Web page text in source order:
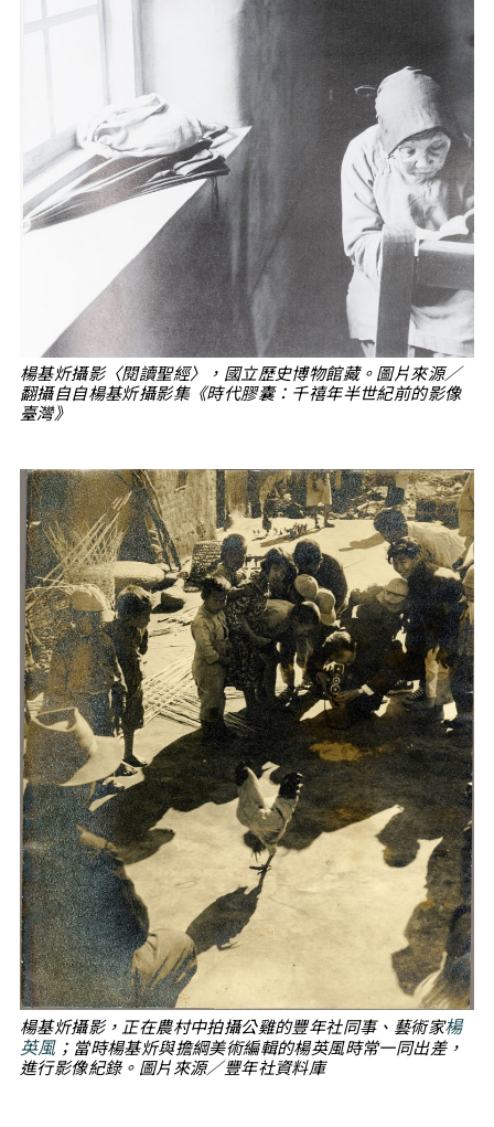
楊基炘攝影〈閱讀聖經〉，國立歷史博物館藏。圖片來源／
翻攝自自楊基炘攝影集《時代膠囊：千禧年半世紀前的影像
臺灣》
楊基炘攝影，正在農村中拍攝公雞的豐年社同事、藝術家楊
英風；當時楊基炘與擔綱美術編輯的楊英風時常一同出差，
進行影像紀錄。圖片來源／豐年社資料庫